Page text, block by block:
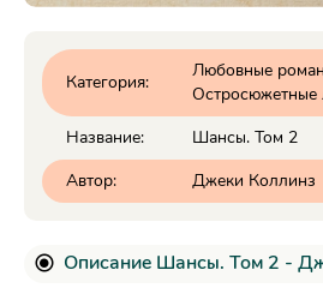
Категория:
Любовные
Название:
Шансы. Том 2
Автор:
Джеки Коллинз
Описание Шансы. Том 2 -